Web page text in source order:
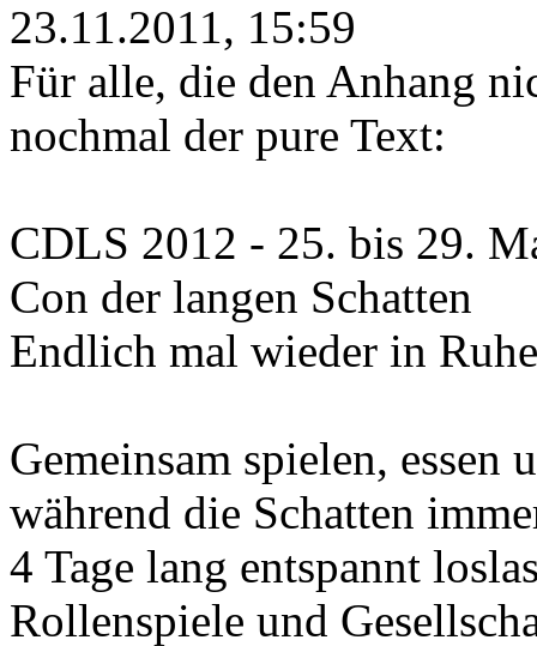
23.11.2011, 15:59
Für alle, die den Anhang
nochmal der pure Text:
CDLS 2012 - 25. bis 29.
Con der langen Schatten
Endlich mal wieder in
Gemeinsam spielen, essen
während die Schatten
4 Tage lang entspannt
Rollenspiele und